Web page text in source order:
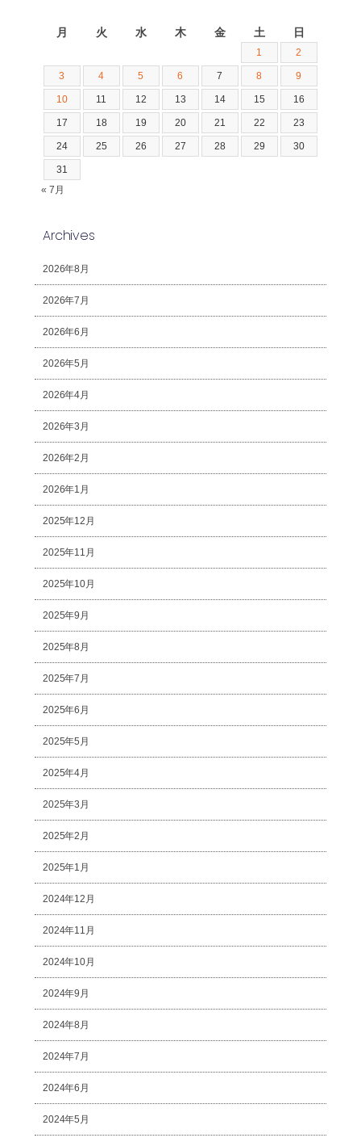
月 火 水 木 金 土 日
1 2
3 4 5 6 7 8 9
10 11 12 13 14 15 16
17 18 19 20 21 22 23
24 25 26 27 28 29 30
31
« 7月
Archives
2026年8月
2026年7月
2026年6月
2026年5月
2026年4月
2026年3月
2026年2月
2026年1月
2025年12月
2025年11月
2025年10月
2025年9月
2025年8月
2025年7月
2025年6月
2025年5月
2025年4月
2025年3月
2025年2月
2025年1月
2024年12月
2024年11月
2024年10月
2024年9月
2024年8月
2024年7月
2024年6月
2024年5月